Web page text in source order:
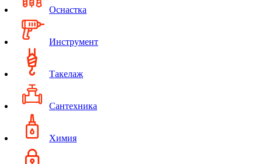
Оснастка
Инструмент
Такелаж
Сантехника
Химия